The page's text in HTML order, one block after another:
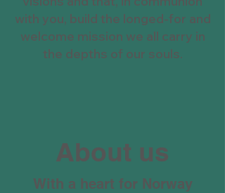
with you, build the longed-for and
welcome mission we all carry in
the depths of our souls.
About us
With a heart for Norway